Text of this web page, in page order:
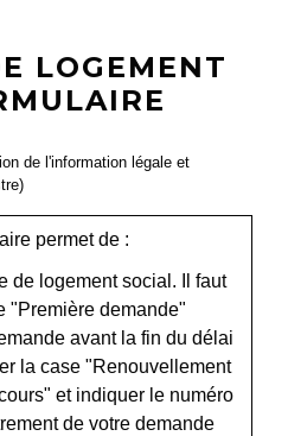
LOGEMENT
de l'information légale et
permet de :
de logement social. Il faut
"Première demande"
avant la fin du délai
la case "Renouvellement
et indiquer le numéro
de votre demande